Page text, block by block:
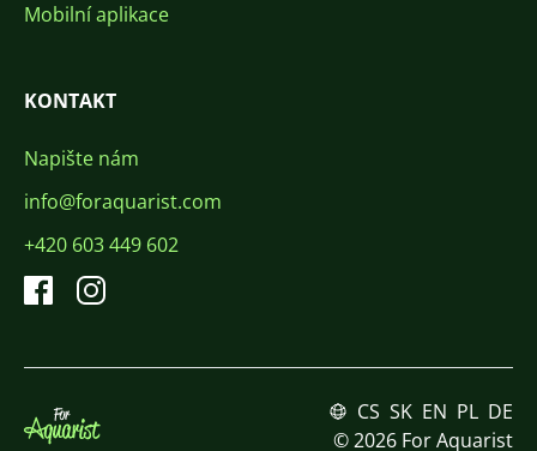
Mobilní aplikace
KONTAKT
Napište nám
info@foraquarist.com
+420 603 449 602
CS SK EN PL DE
© 2026 For Aquarist